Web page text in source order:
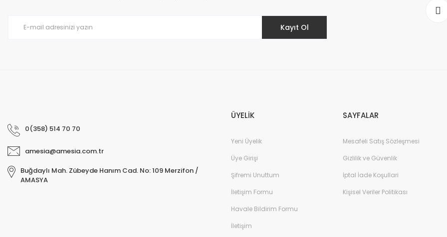
Kayıt Ol
0(358) 514 70 70
amesia@amesia.com.tr
Buğdaylı Mah. Zübeyde Hanım Cad. No: 109 Merzifon /
AMASYA
ÜYELİK
Yeni Üyelik
Üye Girişi
Şifremi Unuttum
İletişim Formu
Havale Bildirim Formu
İletişim
SAYFALAR
Mesafeli Satış Sözleşmesi
Gizlilik ve Güvenlik
İptal İade Koşullari
Kişisel Veriler Politikası